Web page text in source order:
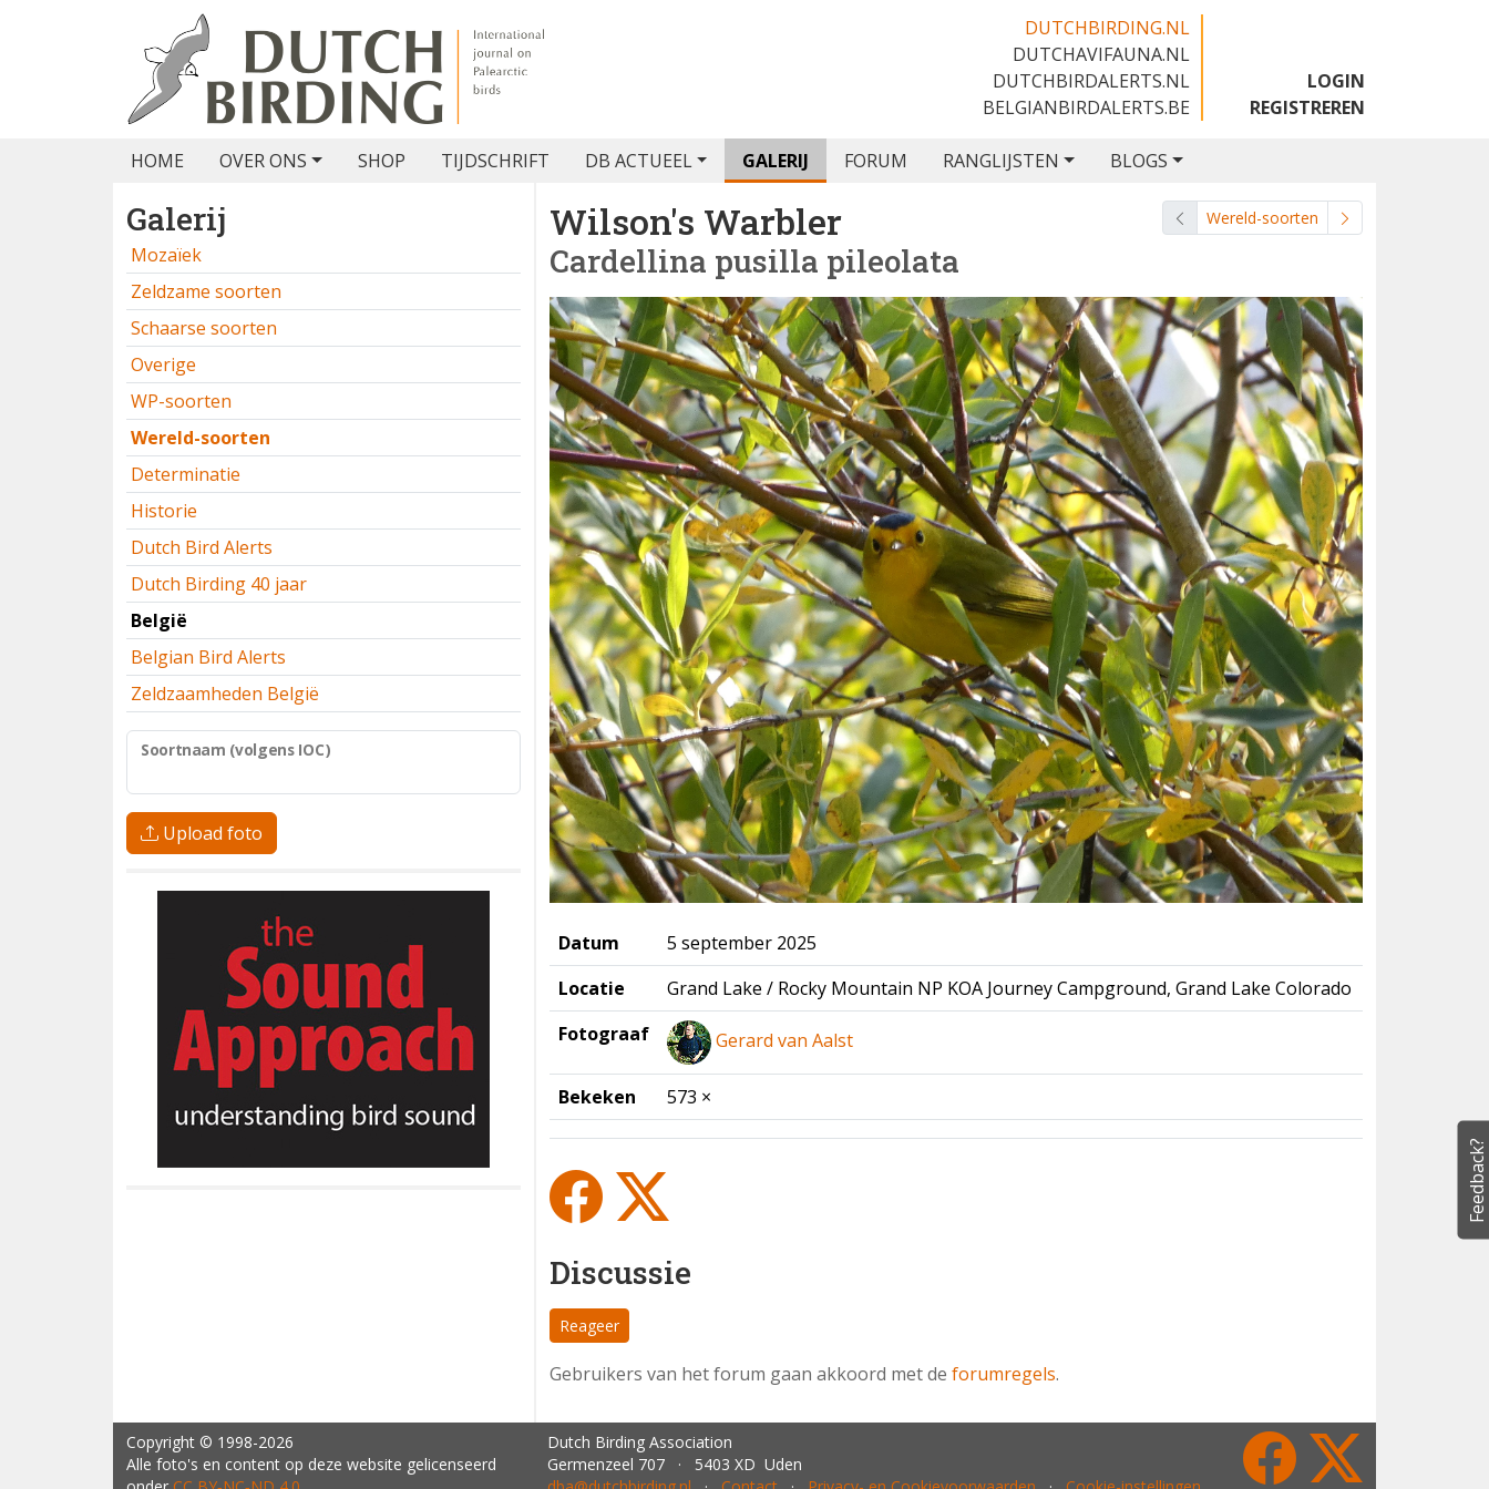
DUTCHBIRDING.NL
DUTCHAVIFAUNA.NL
DUTCHBIRDALERTS.NL
BELGIANBIRDALERTS.BE
LOGIN
REGISTREREN
HOME OVER ONS SHOP TIJDSCHRIFT DB ACTUEEL GALERIJ FORUM RANGLIJSTEN BLOGS
Galerij
Mozaïek
Zeldzame soorten
Schaarse soorten
Overige
WP-soorten
Wereld-soorten
Determinatie
Historie
Dutch Bird Alerts
Dutch Birding 40 jaar
België
Belgian Bird Alerts
Zeldzaamheden België
Soortnaam (volgens IOC)
Upload foto
Wilson's Warbler
Cardellina pusilla pileolata
Wereld-soorten
Datum
5 september 2025
Locatie
Grand Lake / Rocky Mountain NP KOA Journey Campground, Grand Lake Colorado
Fotograaf
Gerard van Aalst
Bekeken 573 ×
Discussie
Reageer
Gebruikers van het forum gaan akkoord met de forumregels.
Copyright © 1998-2026
Alle foto's en content op deze website gelicenseerd
Dutch Birding Association
Germenzeel 707 · 5403 XD Uden
Feedback?